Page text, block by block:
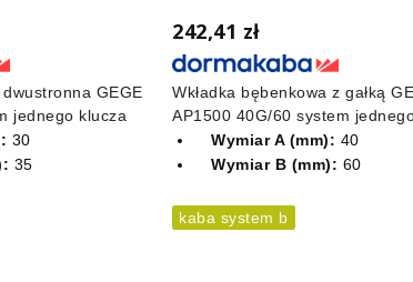
GEGE
jednego klucza
30
35
242,41 zł
Wkładka bębenkowa z gałką
AP1500 40G/60 system
Wymiar A (mm): 40
Wymiar B (mm): 60
kaba system b